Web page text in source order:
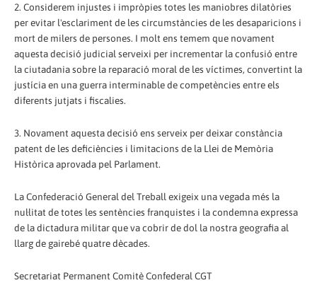
2. Considerem injustes i impròpies totes les maniobres dilatòries
per evitar l'esclariment de les circumstàncies de les desaparicions i
mort de milers de persones. I molt ens temem que novament
aquesta decisió judicial serveixi per incrementar la confusió entre
la ciutadania sobre la reparació moral de les víctimes, convertint la
justícia en una guerra interminable de competències entre els
diferents jutjats i fiscalies.
3. Novament aquesta decisió ens serveix per deixar constància
patent de les deficiències i limitacions de la Llei de Memòria
Històrica aprovada pel Parlament.
La Confederació General del Treball exigeix una vegada més la
nul·litat de totes les sentències franquistes i la condemna expressa
de la dictadura militar que va cobrir de dol la nostra geografia al
llarg de gairebé quatre dècades.
Secretariat Permanent Comitè Confederal CGT